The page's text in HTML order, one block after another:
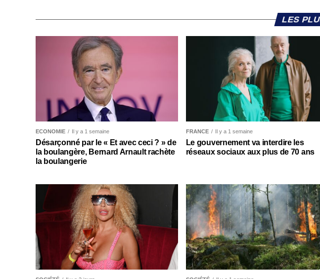
LES
ECONOMIE Il y a 1 semaine
Désarçonné par le « Et avec ceci ? » de
la boulangère, Bernard Arnault rachète
la boulangerie
FRANCE Il y a 1 semaine
Le gouvernement va interdire les
réseaux sociaux aux plus de 70 ans